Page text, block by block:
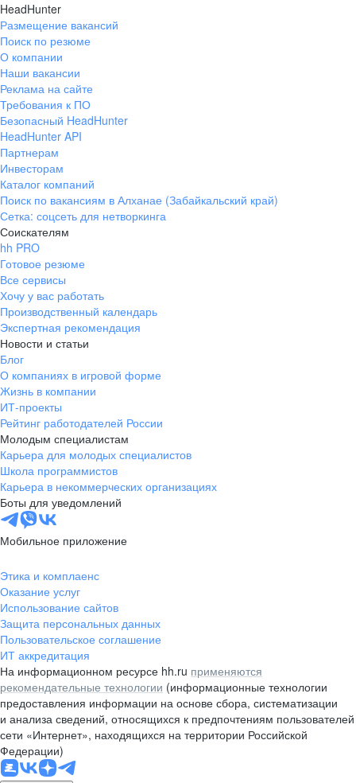
HeadHunter
Размещение вакансий
Поиск по резюме
О компании
Наши вакансии
Реклама на сайте
Требования к ПО
Безопасный HeadHunter
HeadHunter API
Партнерам
Инвесторам
Каталог компаний
Поиск по вакансиям в Алханае (Забайкальский край)
Сетка: соцсеть для нетворкинга
Соискателям
hh PRO
Готовое резюме
Все сервисы
Хочу у вас работать
Производственный календарь
Экспертная рекомендация
Новости и статьи
Блог
О компаниях в игровой форме
Жизнь в компании
ИТ-проекты
Рейтинг работодателей России
Молодым специалистам
Карьера для молодых специалистов
Школа программистов
Карьера в некоммерческих организациях
Боты для уведомлений
Мобильное приложение
Этика и комплаенс
Оказание услуг
Использование сайтов
Защита персональных данных
Пользовательское соглашение
ИТ аккредитация
На информационном ресурсе hh.ru применяются
рекомендательные технологии (информационные технологии
предоставления информации на основе сбора, систематизации
и анализа сведений, относящихся к предпочтениям пользователей
сети «Интернет», находящихся на территории Российской
Федерации)